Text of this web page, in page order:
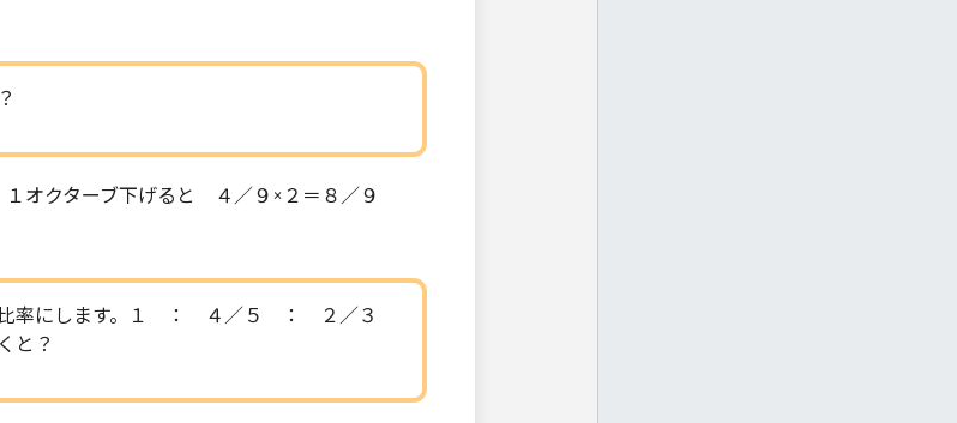
ターブ下げると ４／９×２＝８／９
比率にします。１ ： ４／５ ： ２／３
？